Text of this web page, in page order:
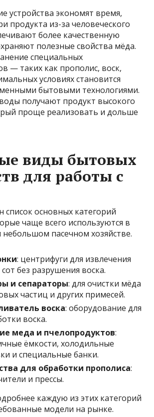
устройства экономят время,
продукта из-за человеческого
более качественную
полезные свойства мёда.
специальных
— таких как прополис, воск,
условиях становится
бытовыми технологиями.
получают продукт высокого
проще реализовать и дольше
виды бытовых
для работы с
основных категорий
чаще всего используются в
пасечном хозяйстве.
: центрифуги для извлечения
без разрушения воска.
и сепараторы: для очистки мёда
частиц и других примесей.
воска: оборудование для
воска.
меда и пчелопродуктов:
ёмкости, холодильные
и специальные банки.
для обработки прополиса:
и прессы.
каждую из этих категорий
модели на рынке.